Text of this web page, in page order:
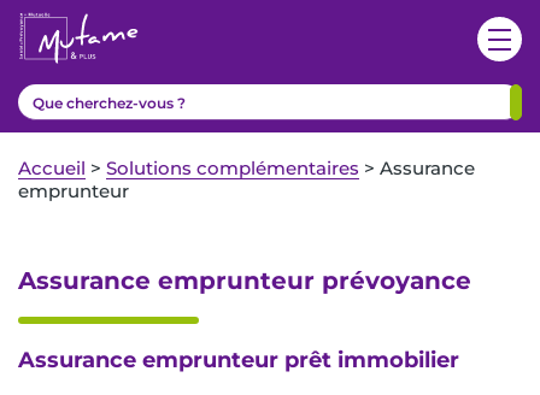
Accueil > Solutions complémentaires > Assurance
emprunteur
Assurance emprunteur prévoyance
Assurance emprunteur prêt immobilier